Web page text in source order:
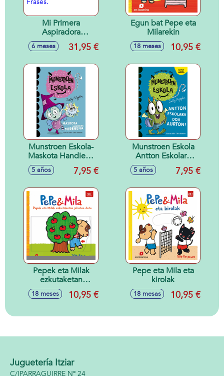
Mi Primera
Aspiradora
Multilenguaje
Fisher-Price Con 45
y Frases.
6 meses 31,95 €
Egun bat Pepe eta
Milarekin
18 meses 10,95 €
Munstroen Eskola-
Maskota Handiena
Mirenena
5 años 7,95 €
Munstroen Eskola
Antton Eskolara
doa Aurton 11
5 años 7,95 €
Pepek eta Milak
ezkutaketan
jolasten dute
18 meses 10,95 €
Pepe eta Mila eta
kirolak
18 mesas 10,95 €
Juguetería Itziar
C/IPARRAGUIRRE Nº 24